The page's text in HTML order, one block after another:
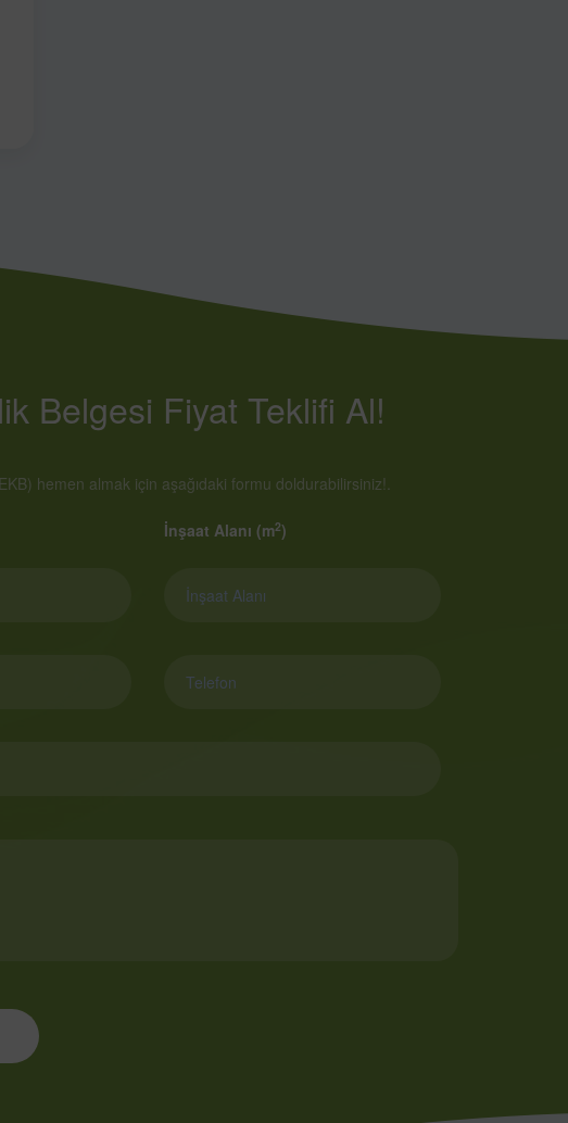
Belgesi Fiyat Teklifi Al!
hemen almak için aşağıdaki formu doldurabilirsiniz!.
İnşaat Alanı (m2)